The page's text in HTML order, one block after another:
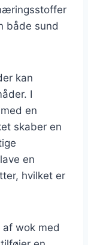
både sund
kan
I
en
skaber en
en
hvilket er
wok med